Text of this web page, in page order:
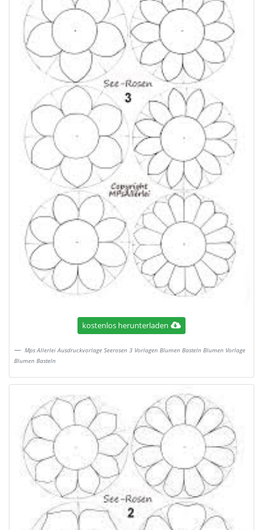
kostenlos herunterladen
Mps Allerlei Ausdruckvorlage Seerosen 3 Vorlagen Blumen Basteln Blumen Vorlage
Blumen Basteln